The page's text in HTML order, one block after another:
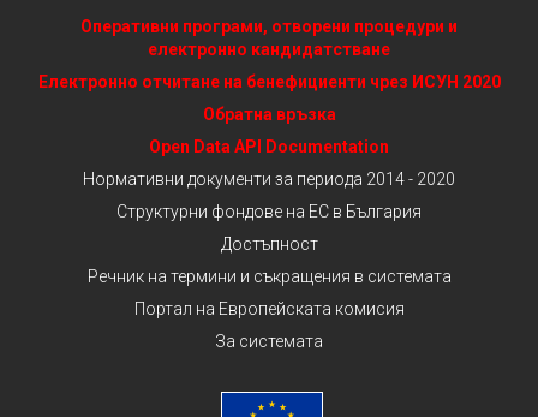
Оперативни програми, отворени процедури и
електронно кандидатстване
Електронно отчитане на бенефициенти чрез ИСУН 2020
Обратна връзка
Open Data API Documentation
Нормативни документи за периода 2014 - 2020
Структурни фондове на ЕС в България
Достъпност
Речник на термини и съкращения в системата
Портал на Европейската комисия
За системата